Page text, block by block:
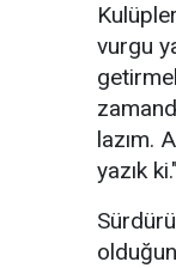
vurgu
lazım.
yazık